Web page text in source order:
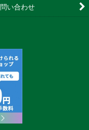
い合わせ